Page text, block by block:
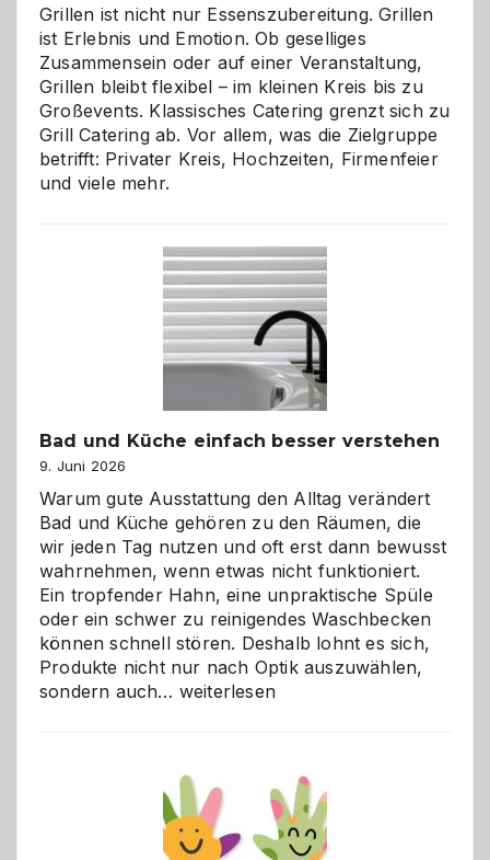
Grillen ist nicht nur Essenszubereitung. Grillen
ist Erlebnis und Emotion. Ob geselliges
Zusammensein oder auf einer Veranstaltung,
Grillen bleibt flexibel – im kleinen Kreis bis zu
Großevents. Klassisches Catering grenzt sich zu
Grill Catering ab. Vor allem, was die Zielgruppe
betrifft: Privater Kreis, Hochzeiten, Firmenfeier
und viele mehr.
Bad und Küche einfach besser verstehen
9. Juni 2026
Warum gute Ausstattung den Alltag verändert
Bad und Küche gehören zu den Räumen, die
wir jeden Tag nutzen und oft erst dann bewusst
wahrnehmen, wenn etwas nicht funktioniert.
Ein tropfender Hahn, eine unpraktische Spüle
oder ein schwer zu reinigendes Waschbecken
können schnell stören. Deshalb lohnt es sich,
Produkte nicht nur nach Optik auszuwählen,
sondern auch… Bad
besser
verstehen
weiterlesen